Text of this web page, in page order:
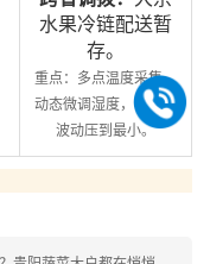
水果冷链配送暂
存。
重点：多点温度采集，
动态微调湿度，将温度
波动压到最小。